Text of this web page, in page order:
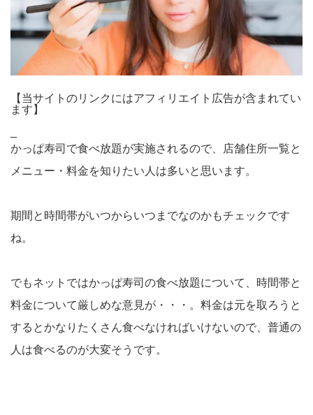
【当サイトのリンクにはアフィリエイト広告が含まれてい
ます】
かっぱ寿司で食べ放題が実施されるので、店舗住所一覧と
メニュー・料金を知りたい人は多いと思います。
期間と時間帯がいつからいつまでなのかもチェックです
ね。
でもネットではかっぱ寿司の食べ放題について、時間帯と
料金について厳しめな意見が・・・。料金は元を取ろうと
するとかなりたくさん食べなければいけないので、普通の
人は食べるのが大変そうです。